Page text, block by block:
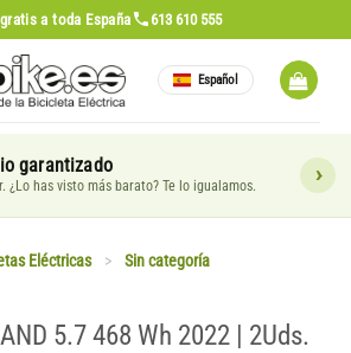
a toda España 613 610 555
Español
garantizado
¿Lo has visto más barato? Te lo igualamos.
Eléctricas > Sin categoría
5.7 468 Wh 2022 | 2Uds.